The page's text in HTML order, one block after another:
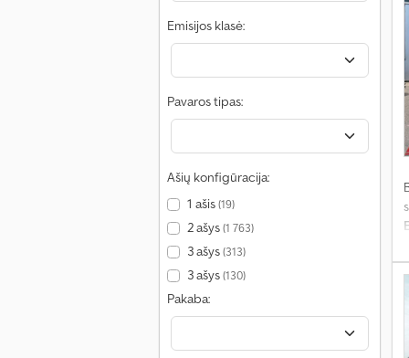
Emisijos klasė:
Pavaros tipas:
Ašių konfigūracija:
1 ašis(19)
2 ašys(1 763)
3 ašys(313)
3 ašys(130)
Pakaba: